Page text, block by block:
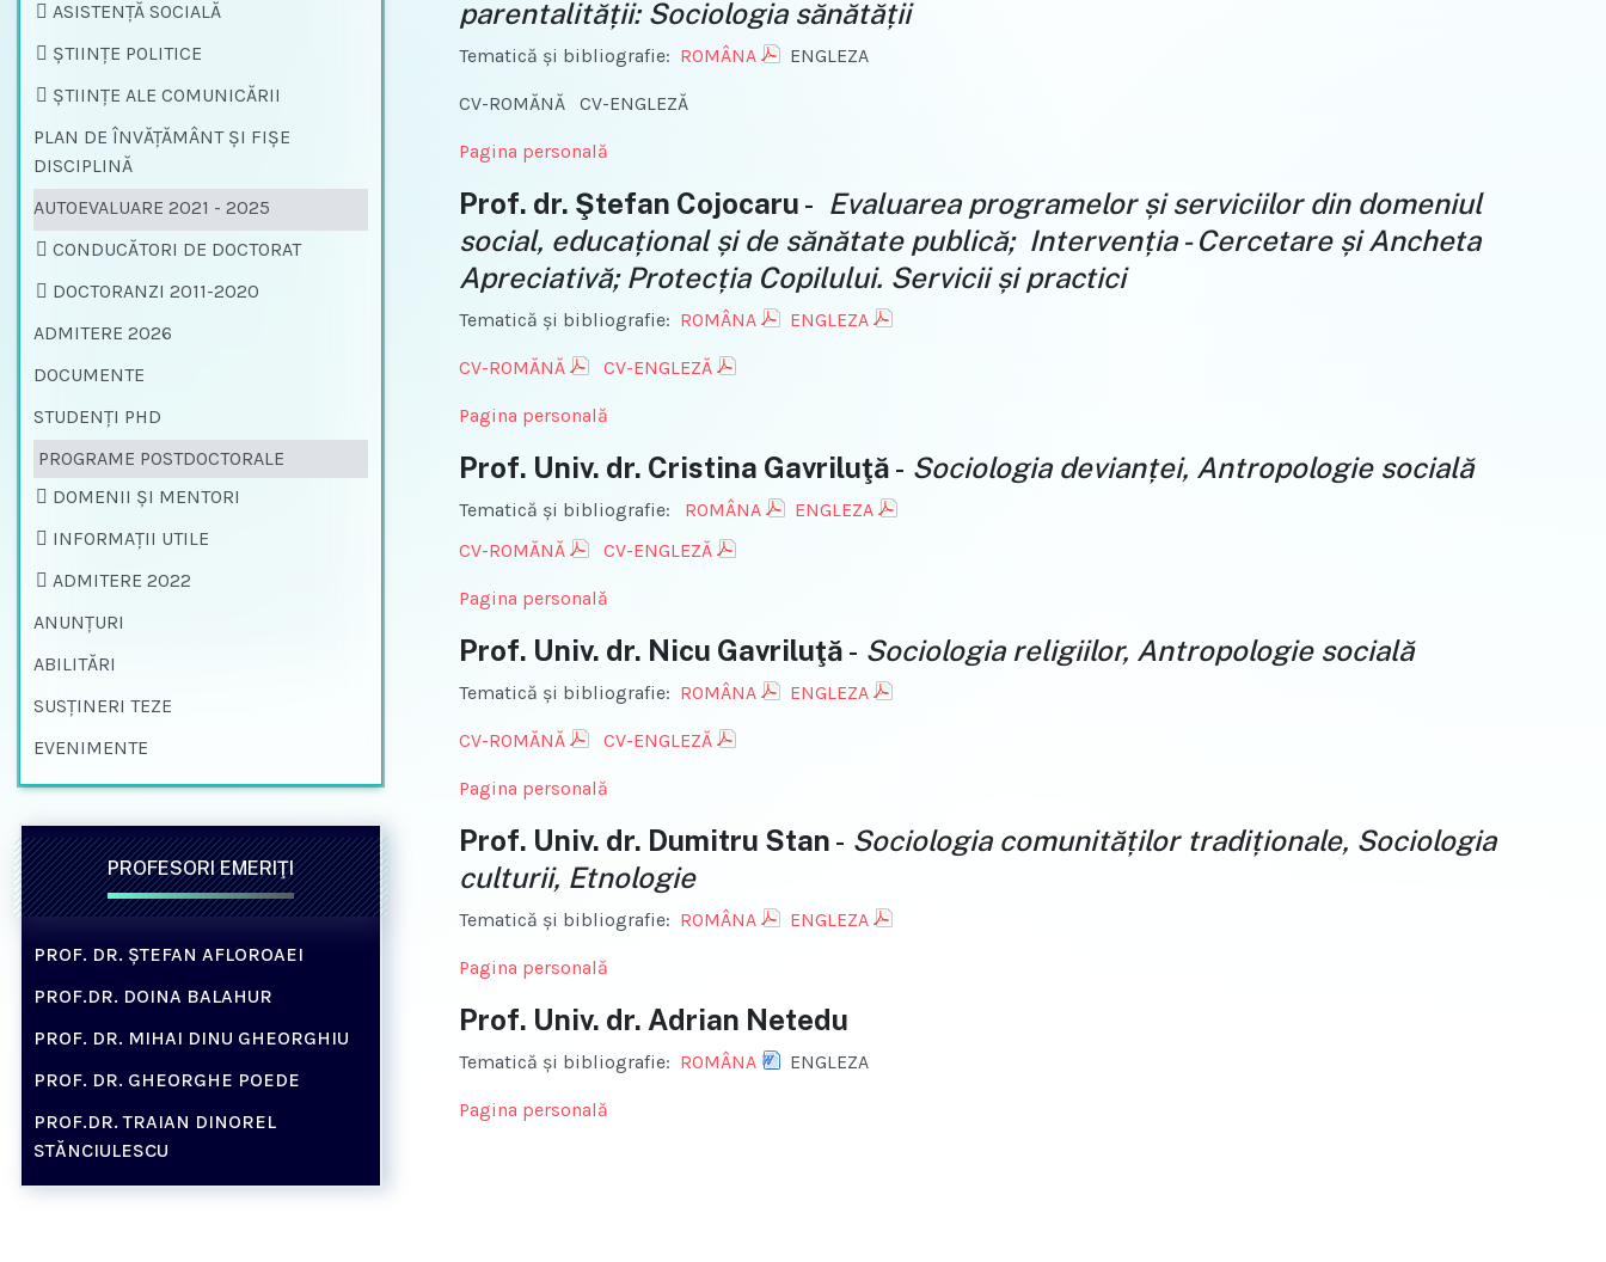
parentalității: Sociologia sănătății
Tematică şi bibliografie: ROMÂNA ENGLEZA
CV-ROMĂNĂ CV-ENGLEZĂ
Pagina personală
Prof. dr. Ştefan Cojocaru - Evaluarea programelor și serviciilor din domeniul
social, educațional și de sănătate publică; Intervenția - Cercetare și Ancheta
Apreciativă; Protecția Copilului. Servicii și practici
Tematică şi bibliografie: ROMÂNA ENGLEZA
CV-ROMĂNĂ CV-ENGLEZĂ
Pagina personală
Prof. Univ. dr. Cristina Gavriluţă - Sociologia devianței, Antropologie socială
Tematică şi bibliografie: ROMÂNA
ENGLEZA
CV-ROMĂNĂ
CV-ENGLEZĂ
Pagina personală
Prof. Univ. dr. Nicu Gavriluţă - Sociologia religiilor, Antropologie socială
Tematică şi bibliografie: ROMÂNA ENGLEZA
CV-ROMĂNĂ CV-ENGLEZĂ
Pagina personală
Prof. Univ. dr. Dumitru Stan - Sociologia comunităților tradiționale, Sociologia
culturii, Etnologie
Tematică şi bibliografie: ROMÂNA ENGLEZA
Pagina personală
Prof. Univ. dr. Adrian Netedu
Tematică şi bibliografie: ROMÂNA ENGLEZA
Pagina personală
ASISTENȚĂ SOCIALĂ
ŞTIINŢE POLITICE
ŞTIINŢE ALE COMUNICĂRII
PLAN DE ÎNVĂȚĂMÂNT ŞI FIŞE
DISCIPLINĂ
AUTOEVALUARE 2021 - 2025
CONDUCĂTORI DE DOCTORAT
DOCTORANZI 2011-2020
ADMITERE 2026
DOCUMENTE
STUDENŢI PHD
PROGRAME POSTDOCTORALE
DOMENII ȘI MENTORI
INFORMAȚII UTILE
ADMITERE 2022
ANUNŢURI
ABILITĂRI
SUSŢINERI TEZE
EVENIMENTE
PROFESORI EMERIŢI
PROF. DR. ȘTEFAN AFLOROAEI
PROF.DR. DOINA BALAHUR
PROF. DR. MIHAI DINU GHEORGHIU
PROF. DR. GHEORGHE POEDE
PROF.DR. TRAIAN DINOREL
STĂNCIULESCU